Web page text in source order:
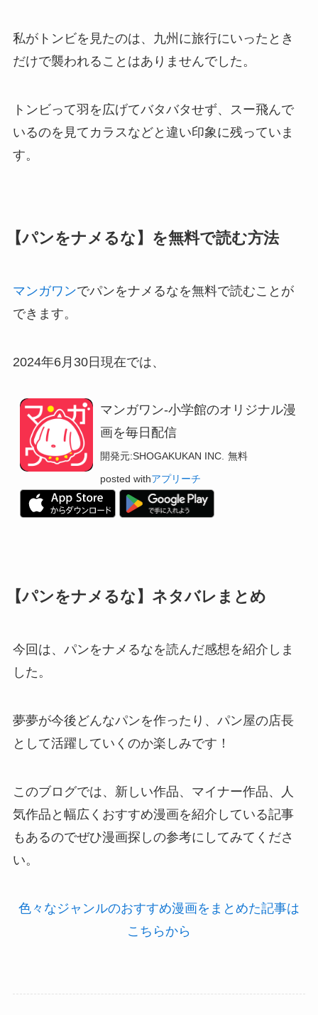
私がトンビを見たのは、九州に旅行にいったとき
だけで襲われることはありませんでした。
トンビって羽を広げてバタバタせず、スー飛んで
いるのを見てカラスなどと違い印象に残っていま
す。
【パンをナメるな】を無料で読む方法
マンガワンでパンをナメるなを無料で読むことが
できます。
2024年6月30日現在では、
マンガワン-小学館のオリジナル漫
画を毎日配信
開発元:SHOGAKUKAN INC. 無料
posted withアプリーチ
【パンをナメるな】ネタバレまとめ
今回は、パンをナメるなを読んだ感想を紹介しま
した。
夢夢が今後どんなパンを作ったり、パン屋の店長
として活躍していくのか楽しみです！
このブログでは、新しい作品、マイナー作品、人
気作品と幅広くおすすめ漫画を紹介している記事
もあるのでぜひ漫画探しの参考にしてみてくださ
い。
色々なジャンルのおすすめ漫画をまとめた記事は
こちらから